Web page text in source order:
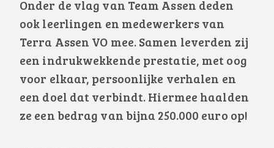
Onder de vlag van Team Assen deden
ook leerlingen en medewerkers van
Terra Assen VO mee. Samen leverden zij
een indrukwekkende prestatie, met oog
voor elkaar, persoonlijke verhalen en
een doel dat verbindt. Hiermee haalden
ze een bedrag van bijna 250.000 euro op!